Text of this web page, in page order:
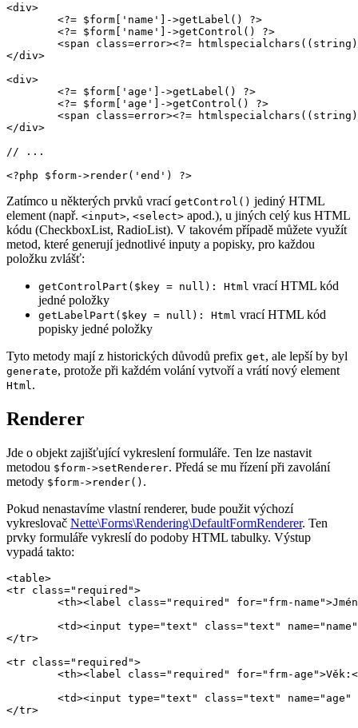
<div>
</div>
<div>
</div>
// ...
Zatímco u některých prvků vrací getControl() jediný HTML
element (např. <input>, <select> apod.), u jiných celý kus HTML
kódu (CheckboxList, RadioList). V takovém případě můžete využít
metod, které generují jednotlivé inputy a popisky, pro každou
položku zvlášť:
getControlPart($key = null): Html vrací HTML kód
jedné položky
getLabelPart($key = null): Html vrací HTML kód
popisky jedné položky
Tyto metody mají z historických důvodů prefix get, ale lepší by byl
generate, protože při každém volání vytvoří a vrátí nový element
Html .
Renderer
Jde o objekt zajišťující vykreslení formuláře. Ten lze nastavit
metodou $form->setRenderer. Předá se mu řízení při zavolání
metody $form->render() .
Pokud nenastavíme vlastní renderer, bude použit výchozí
vykreslovač Nette\Forms\Rendering\DefaultFormRenderer. Ten
prvky formuláře vykreslí do podoby HTML tabulky. Výstup
vypadá takto:
<table>
<tr class="required">
</tr>
<tr class="required">
</tr>